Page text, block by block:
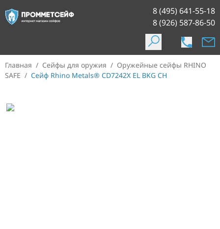
8 (495) 641-55-18
8 (926) 587-86-50
Главная / Сейфы для оружия / Оружейные сейфы RHINO
SAFE / Сейф Rhino Metals® CD7242X EL BKG CH